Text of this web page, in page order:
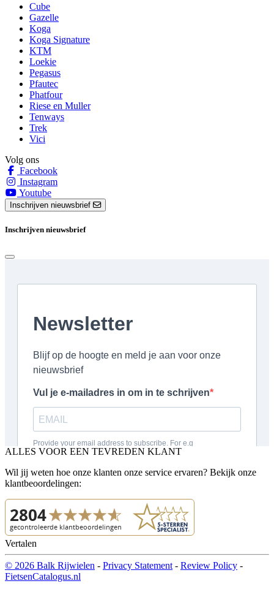
Cube
Gazelle
Koga
Koga Signature
KTM
Loekie
Pegasus
Pfautec
Phatfour
Riese en Muller
Tenways
Trek
Vici
Volg ons
Facebook
Instagram
Youtube
Inschrijven nieuwsbrief
Inschrijven nieuwsbrief
ALLES VOOR EEN TEVREDEN KLANT
Wil jij weten hoe onze klanten onze service ervaren? Bekijk onze
klantbeoordelingen:
Vertalen
© 2026 Balk Rijwielen - Privacy Statement - Review Policy -
FietsenCatalogus.nl